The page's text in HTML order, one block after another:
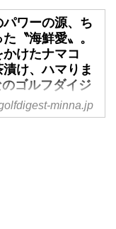
ター･小祝さく
回路を覗く異色エ
、ポケットにスル
は生涯一度きり。
ワーの源、ち
〝海鮮愛〟。
けたナマコ
け、ハマりま
ゴルフダイジ
minna.jp